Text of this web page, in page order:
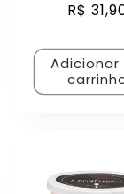
Preço
R$
Adicionar